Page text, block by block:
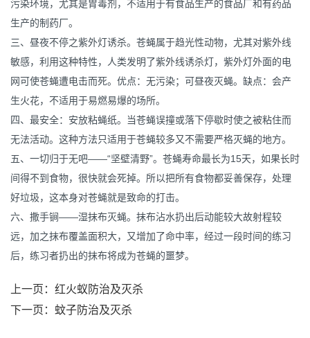
污染环境，尤其是胃毒剂，不适用于有食品生产的食品厂和有药品
生产的制药厂。
三、昼夜不停之紫外灯诱杀。苍蝇属于趋光性动物，尤其对紫外线
敏感，利用这种特性，人类发明了紫外线诱杀灯，紫外灯外面的电
网可使苍蝇遭电击而死。优点：无污染；可昼夜灭蝇。缺点：会产
生火花，不适用于易燃易爆的场所。
四、最安全：安放粘蝇纸。当苍蝇误撞或落下停歇时使之被粘住而
无法活动。这种方法只适用于苍蝇较多又不需要严格灭蝇的地方。
五、一切归于无吧——“坚壁清野”。苍蝇寿命最长为15天，如果长时
间得不到食物，很快就会死掉。所以把所有食物都妥善保存，处理
好垃圾，这本身对苍蝇就是致命的打击。
六、撒手锏——湿抹布灭蝇。抹布沾水扔出后动能较大故射程较
远，加之抹布覆盖面积大，又增加了命中率，经过一段时间的练习
后，练习者扔出的抹布将成为苍蝇的噩梦。
上一页： 红火蚁防治及灭杀
下一页： 蚊子防治及灭杀